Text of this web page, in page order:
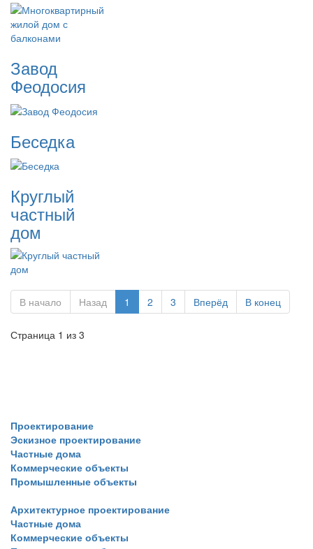
Завод
Феодосия
Беседка
Круглый
частный
дом
В начало Назад 1 2 3 Вперёд В конец
Страница 1 из 3
Проектирование
Эскизное проектирование
Частные дома
Коммерческие объекты
Промышленные объекты
Архитектурное проектирование
Частные дома
Коммерческие объекты